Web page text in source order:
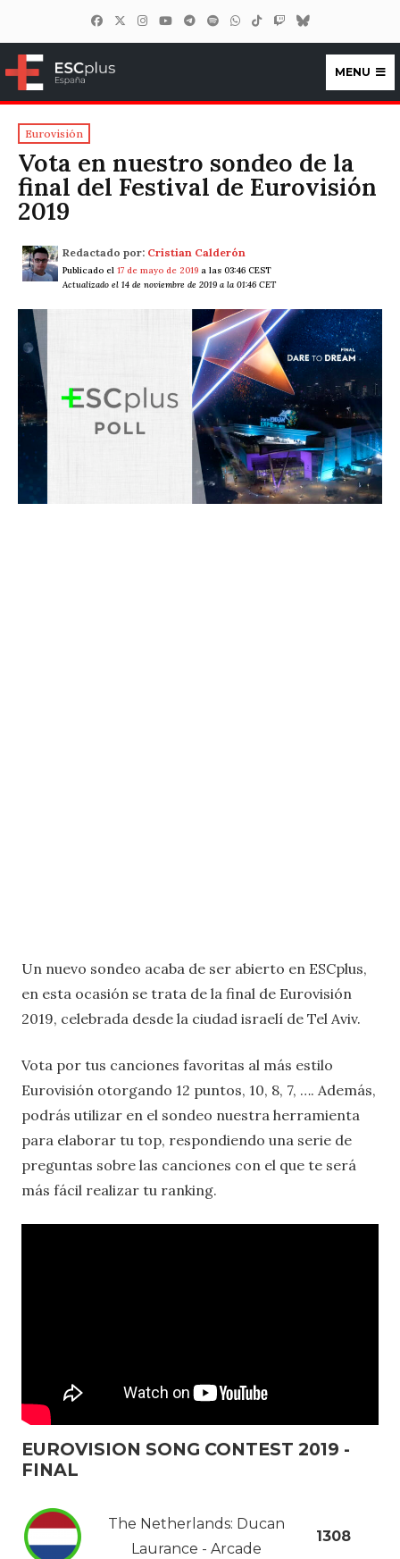
ESCplus España
MENU
Eurovisión
Vota en nuestro sondeo de la
final del Festival de Eurovisión
2019
Redactado por: Cristian Calderón
Publicado el 17 de mayo de 2019 a las 03:46 CEST
Actualizado el 14 de noviembre de 2019 a la 01:46 CET
Un nuevo sondeo acaba de ser abierto en ESCplus,
en esta ocasión se trata de la final de Eurovisión
2019, celebrada desde la ciudad israelí de Tel Aviv.
Vota por tus canciones favoritas al más estilo
Eurovisión otorgando 12 puntos, 10, 8, 7, …. Además,
podrás utilizar en el sondeo nuestra herramienta
para elaborar tu top, respondiendo una serie de
preguntas sobre las canciones con el que te será
más fácil realizar tu ranking.
EUROVISION SONG CONTEST 2019 -
FINAL
The Netherlands: Ducan
Laurance - Arcade
1308